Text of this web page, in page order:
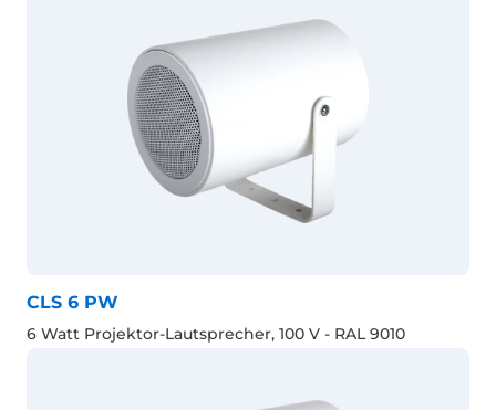
CLS 6 PW
6 Watt Projektor-Lautsprecher, 100 V - RAL 9010